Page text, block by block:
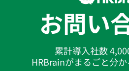
お問い
累計導入社数
HRBrainがまるごと分